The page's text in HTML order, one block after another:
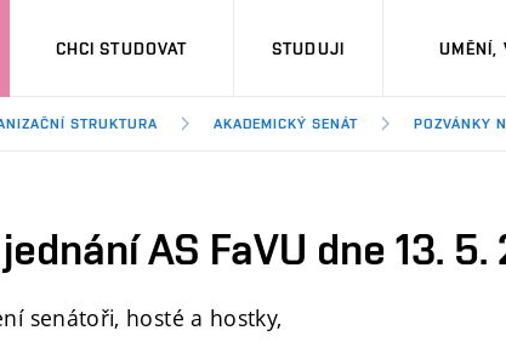
CHCI STUDOVAT STUDUJI UMĚNÍ,
STRUKTURA AKADEMICKÝ SENÁT POZVÁNKY
AS FaVU dne 13.
senátoři, hosté a hostky,